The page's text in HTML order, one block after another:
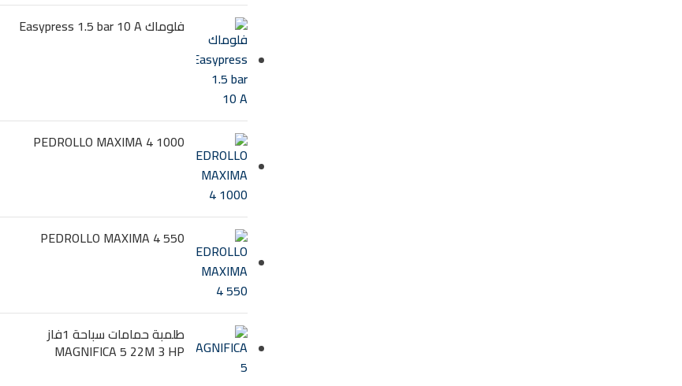
فلوماك Easypress 1.5 bar 10 A
PEDROLLO MAXIMA 4 1000
PEDROLLO MAXIMA 4 550
طلمبة حمامات سباحة 1فاز
MAGNIFICA 5 22M 3 HP